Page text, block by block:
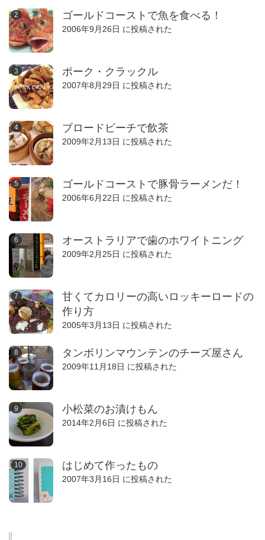
ゴールドコーストで魚を食べる！
2006年9月26日 に投稿された
ポーク・クラックル
2007年8月29日 に投稿された
ブロードビーチで飲茶
2009年2月13日 に投稿された
ゴールドコーストで豚骨ラーメンだ！
2006年6月22日 に投稿された
オーストラリアで歯のホワイトニング
2009年2月25日 に投稿された
甘くてカロリーの高いロッキーロードの
作り方
2005年3月13日 に投稿された
タンボリンマウンテンのチーズ屋さん
2009年11月18日 に投稿された
小松菜のお漬けもん
2014年2月6日 に投稿された
はじめて作ったもの
2007年3月16日 に投稿された